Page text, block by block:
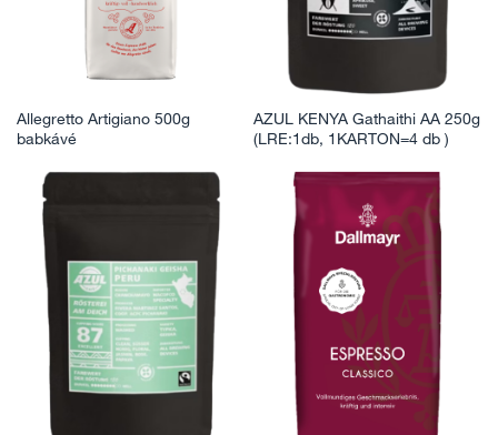
Allegretto Artigiano 500g
babkávé
AZUL KENYA Gathaithi AA 250g
(LRE:1db, 1KARTON=4 db )